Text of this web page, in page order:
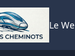
Le